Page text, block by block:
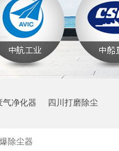
气净化器 四川打磨除尘
除尘器